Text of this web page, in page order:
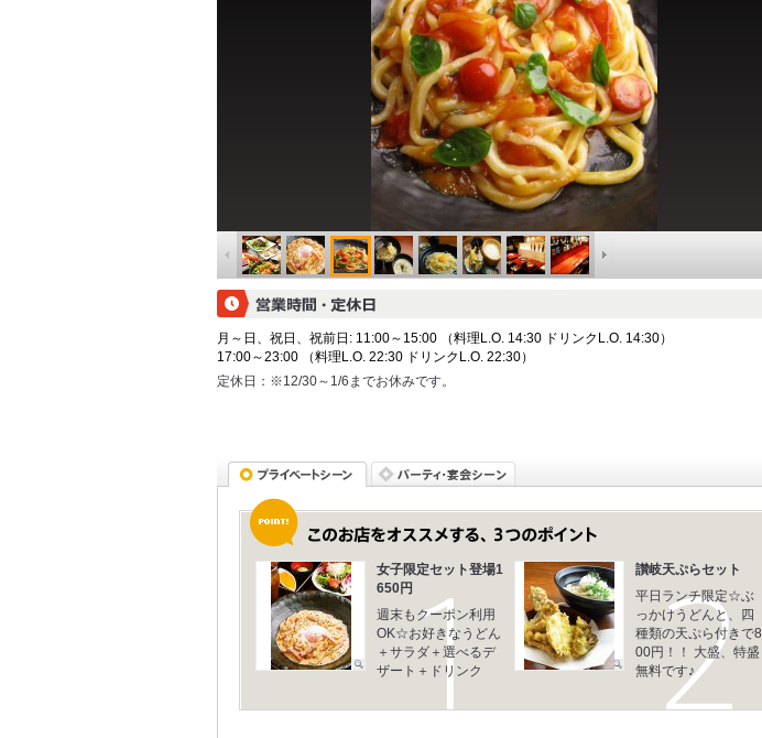
月～日、祝日、祝前日: 11:00～15:00 （料理L.O. 14:30 ドリンクL.O. 14:30）
17:00～23:00 （料理L.O. 22:30 ドリンクL.O. 22:30）
定休日： ※12/30～1/6までお休みです。
女子限定セット登場1
650円
週末もクーポン利用
OK☆お好きなうどん
＋サラダ＋選べるデ
ザート＋ドリンク
讃岐天ぷらセット
平日ランチ限定☆ぶ
っかけうどんと、四
種類の天ぷら付きで8
00円！！ 大盛、特盛
無料です♪